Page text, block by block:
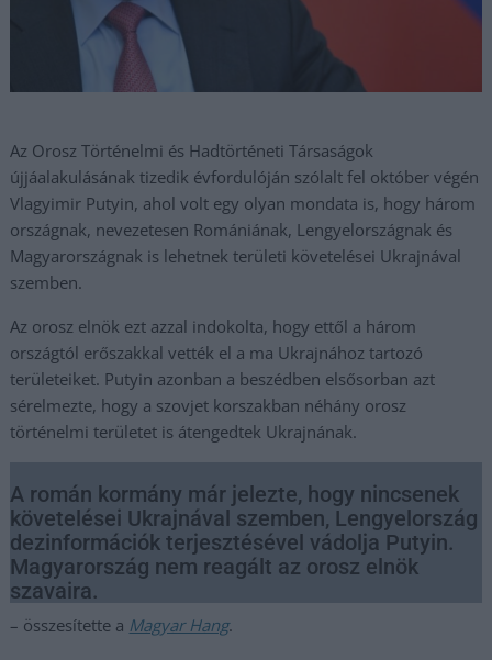
Az Orosz Történelmi és Hadtörténeti Társaságok
újjáalakulásának tizedik évfordulóján szólalt fel október végén
Vlagyimir Putyin, ahol volt egy olyan mondata is, hogy három
országnak, nevezetesen Romániának, Lengyelországnak és
Magyarországnak is lehetnek területi követelései Ukrajnával
szemben.
Az orosz elnök ezt azzal indokolta, hogy ettől a három
országtól erőszakkal vették el a ma Ukrajnához tartozó
területeiket. Putyin azonban a beszédben elsősorban azt
sérelmezte, hogy a szovjet korszakban néhány orosz
történelmi területet is átengedtek Ukrajnának.
A román kormány már jelezte, hogy nincsenek
követelései Ukrajnával szemben, Lengyelország
dezinformációk terjesztésével vádolja Putyin.
Magyarország nem reagált az orosz elnök
szavaira.
– összesítette a Magyar Hang.